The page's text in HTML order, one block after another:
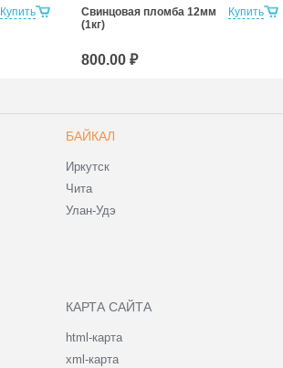
Купить Купить
Свинцовая пломба 12мм
(1кг)
800.00 ₽
БАЙКАЛ
Иркутск
Чита
Улан-Удэ
КАРТА САЙТА
html-карта
xml-карта